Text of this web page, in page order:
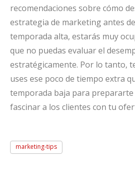
recomendaciones sobre cómo
estrategia de marketing antes
temporada alta, estarás muy
que no puedas evaluar el
estratégicamente. Por lo tanto,
uses ese poco de tiempo extra
temporada baja para
fascinar a los clientes con tu
marketing-tips